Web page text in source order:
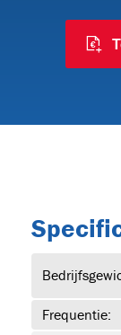
Frequentie: